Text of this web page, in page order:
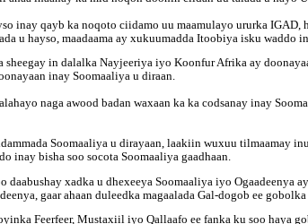
inay qayb ka noqoto ciidamo uu maamulayo ururka
u hayso, maadaama ay xukuumadda Itoobiya isku waddo
sheegay in dalalka Nayjeeriya iyo Koonfur Afrika ay
inay Soomaaliya u diraan.
naga awood badan waxaan ka ka codsanay inay
Soomaaliya u dirayaan, laakiin wuxuu tilmaamay
inay bisha soo socota Soomaaliya gaadhaan.
xadka u dhexeeya Soomaaliya iyo
gaar ahaan duleedka magaalada Gal-dogob ee
Feerfeer, Mustaxiil iyo Qallaafo ee fanka ku soo haya